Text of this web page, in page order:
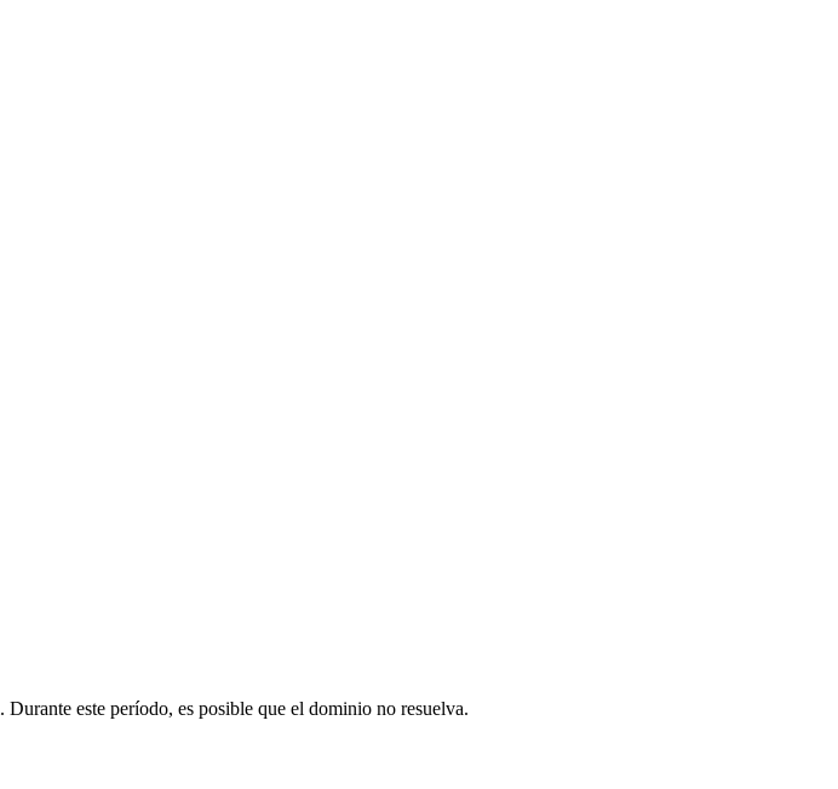
. Durante este período, es posible que el dominio no resuelva.